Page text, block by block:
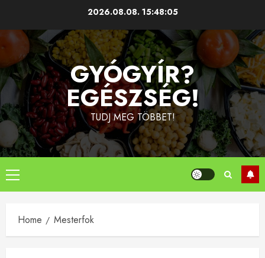
content
2026.08.08. 15:48:05
GYÓGYÍR?
EGÉSZSÉG!
TUDJ MEG TÖBBET!
Primary
Menu
Home Mesterfok